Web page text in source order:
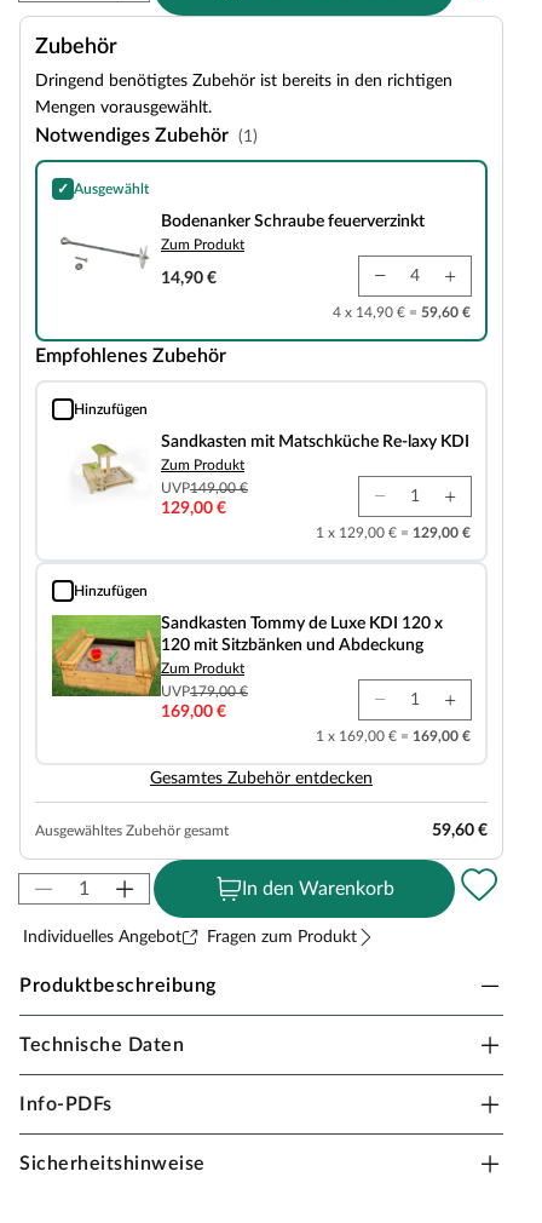
Zubehör
Dringend benötigtes Zubehör ist bereits in den richtigen
Mengen vorausgewählt.
Notwendiges Zubehör (1)
✓ Ausgewählt
Bodenanker Schraube feuerverzinkt
Bodenanker Schraube feuerverzinkt
Zum Produkt
14,90 €
4 x 14,90 € = 59,60 €
Empfohlenes Zubehör
Hinzufügen
Sandkasten mit Matschküche Re-laxy KDI
Sandkasten mit Matschküche Re-laxy KDI
Zum Produkt
UVP149,00 €
129,00 €
1 x 129,00 € = 129,00 €
Hinzufügen
Sandkasten Tommy de Luxe KDI 120 x 120 mit Sitzbänken und Abdeckung
Sandkasten Tommy de Luxe KDI 120 x
120 mit Sitzbänken und Abdeckung
Zum Produkt
UVP179,00 €
169,00 €
1 x 169,00 € = 169,00 €
Gesamtes Zubehör entdecken
Ausgewähltes Zubehör gesamt 59,60 €
In den Warenkorb
Individuelles Angebot Fragen zum Produkt
Produktbeschreibung
Outgarden Doppelschaukel Pretty Double KDI
inkl. Schaukelsitzen
Material: Holz, B x T x H: 240 x 180 x 200 cm
Bei einer Schaukel ist Spaß vorprogrammiert – sie sollte
Technische Daten
Info-PDFs
Sicherheitshinweise